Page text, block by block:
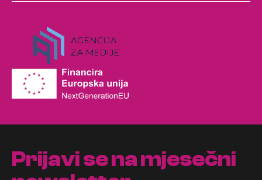
Prijavi se na mjesečni